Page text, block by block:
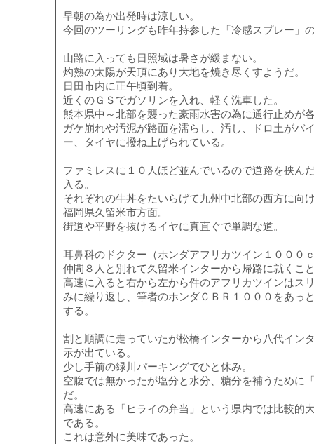
早朝の為か出発時は涼しい。
今回のツーリングも昨年持参した「冷感スプレー」
山路に入っても日照域は暑さが緩まない。
灼熱の太陽が天頂にあり大地を焼き尽くすようだ。
日田市内に正午頃到着。
近くのＧＳでガソリンを入れ、軽く洗車した。
熊本県中～北部を襲った豪雨水害の為に通行止めが
ガケ崩れや汚泥が路面を濡らし、汚し、ドロ土がバ
ー、タイヤに撥ね上げられている。
ファミレスに１０人ほど並んでいるので道路を挟ん
入る。
それぞれの牛丼をたいらげて九州中北部の西方に向
福岡県久留米市方面。
街道や平野を抜けるイヤに真直ぐで単調な道。
耳鼻科のドクター（ホンダアフリカツイン１０００
仲間８人と別れて久留米インターから帰路に就くこ
高速に入ると右から左から件のアフリカツインはス
みに繰り返し、筆者のホンダＣＢＲ１０００をあっ
する。
割と順調に走っていたが松橋インターから八代イン
示が出ている。
少し手前の緑川パーキングでひと休み。
空腹では無かったが塩分と水分、糖分を補うために
だ。
高速にある「ヒライの弁当」という県内では比較的
である。
これは意外に美味であった。